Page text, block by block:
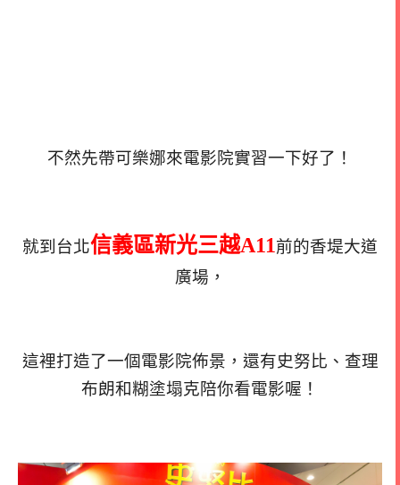
不然先帶可樂娜來電影院實習一下好了！
就到台北信義區新光三越A11前的香堤大道
廣場，
這裡打造了一個電影院佈景，還有史努比、查理
布朗和糊塗塌克陪你看電影喔！